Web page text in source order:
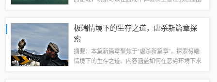
种关卡，挑战强大的敌人，并不断提升自己...
极端情境下的生存之道，虐杀新篇章探
索
摘要：本篇新篇章聚焦于“虐杀新篇章”，探索极端
情境下的生存之道。内容涵盖如何在恶劣环境下求